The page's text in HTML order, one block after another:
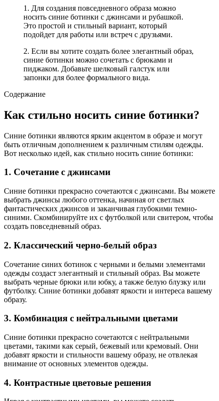
1. Для создания повседневного образа можно
носить синие ботинки с джинсами и рубашкой.
Это простой и стильный вариант, который
подойдет для работы или встреч с друзьями.
2. Если вы хотите создать более элегантный образ,
синие ботинки можно сочетать с брюками и
пиджаком. Добавьте шелковый галстук или
запонки для более формального вида.
Содержание
Как стильно носить синие ботинки?
Синие ботинки являются ярким акцентом в образе и могут
быть отличным дополнением к различным стилям одежды.
Вот несколько идей, как стильно носить синие ботинки:
1. Сочетание с джинсами
Синие ботинки прекрасно сочетаются с джинсами. Вы можете
выбрать джинсы любого оттенка, начиная от светлых
фантастических джинсов и заканчивая глубокими темно-
синими. Скомбинируйте их с футболкой или свитером, чтобы
создать повседневный образ.
2. Классический черно-белый образ
Сочетание синих ботинок с черными и белыми элементами
одежды создаст элегантный и стильный образ. Вы можете
выбрать черные брюки или юбку, а также белую блузку или
футболку. Синие ботинки добавят яркости и интереса вашему
образу.
3. Комбинация с нейтральными цветами
Синие ботинки прекрасно сочетаются с нейтральными
цветами, такими как серый, бежевый или кремовый. Они
добавят яркости и стильности вашему образу, не отвлекая
внимание от основных элементов одежды.
4. Контрастные цветовые решения